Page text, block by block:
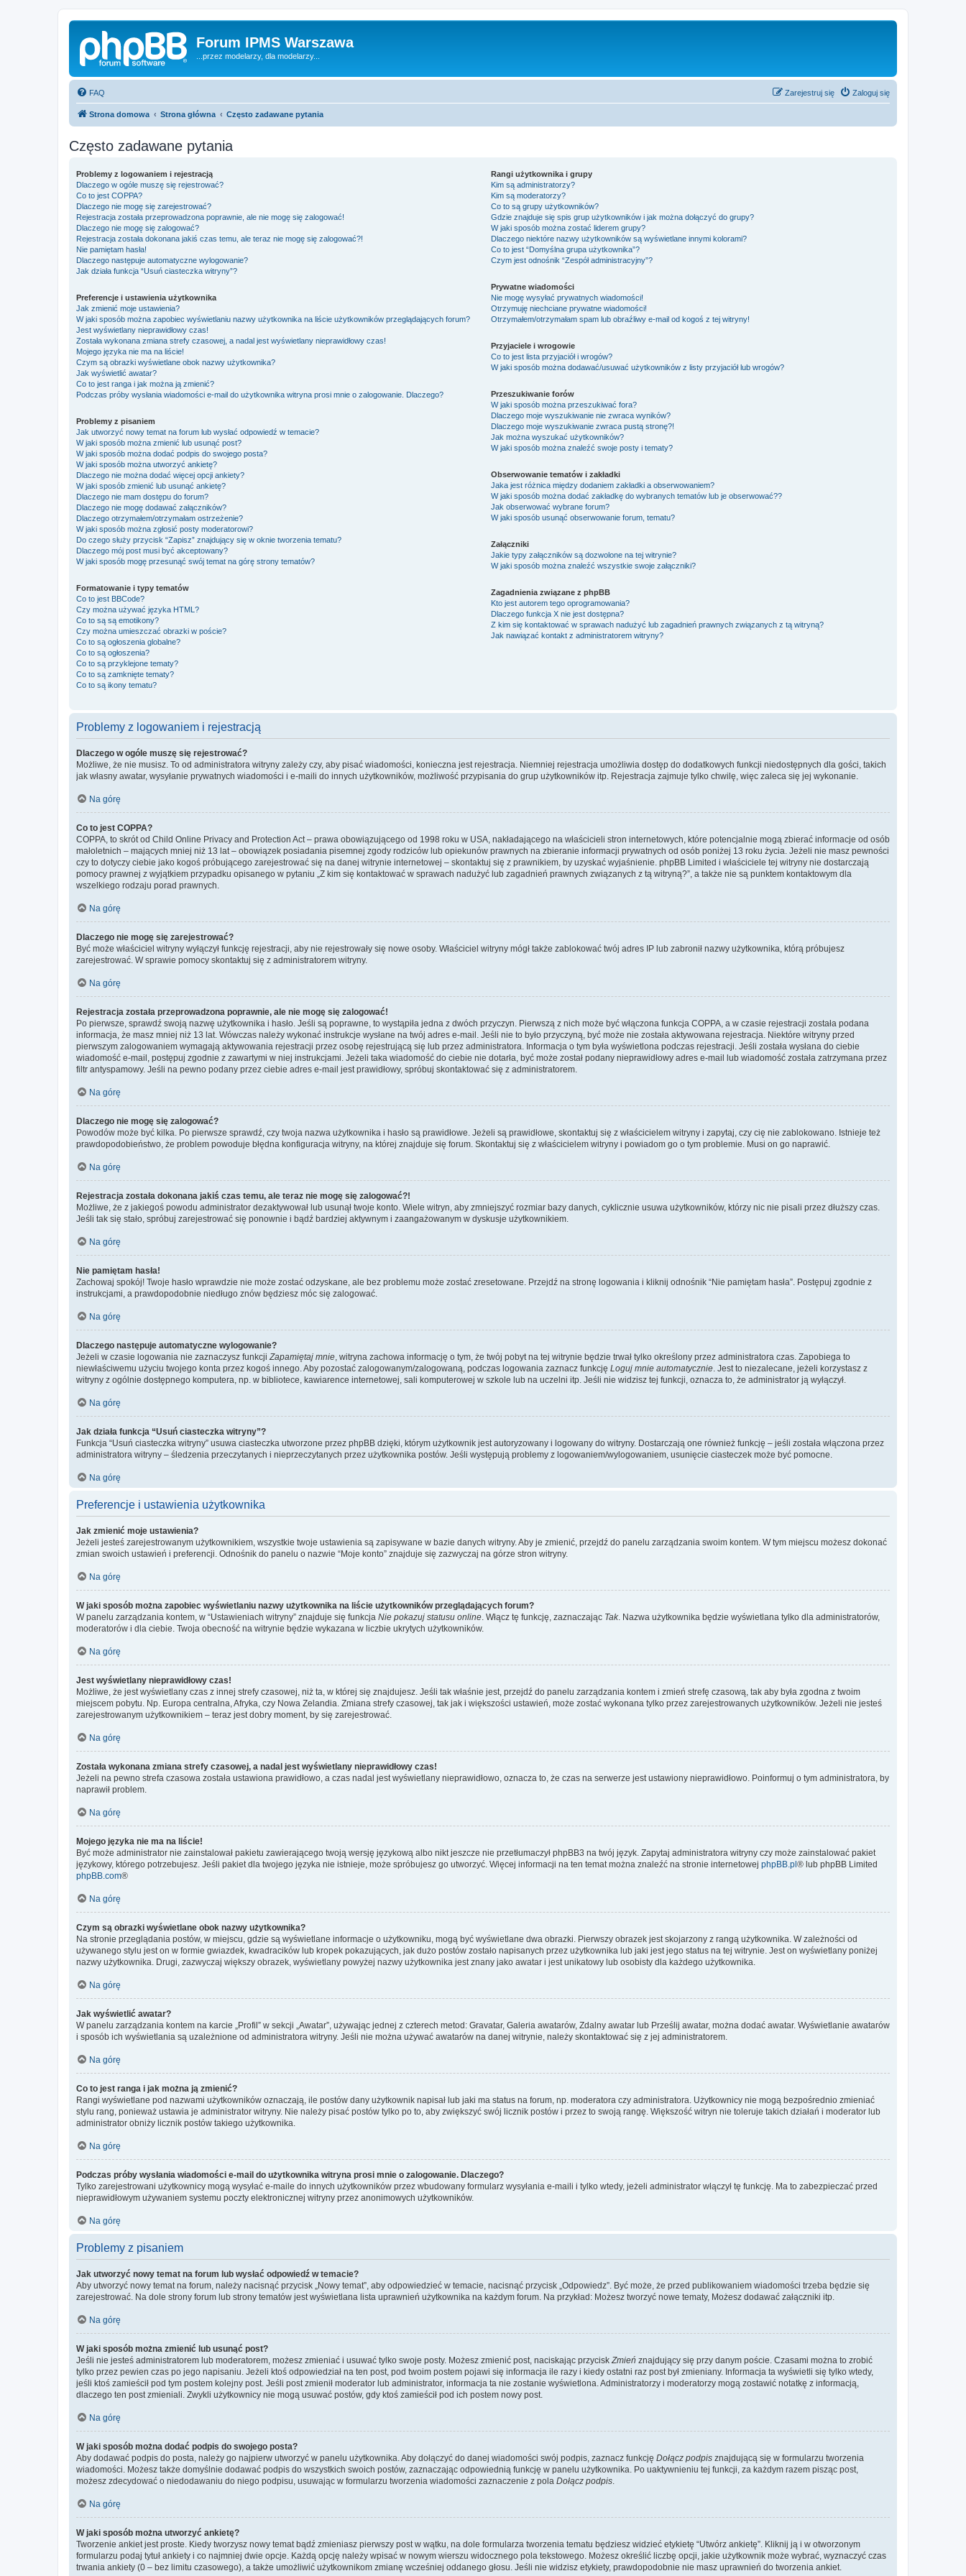
Forum IPMS Warszawa
...przez modelarzy, dla modelarzy...
FAQ Zaloguj się
Zarejestruj się
Strona domowa Strona główna Często zadawane pytania
Często zadawane pytania
Problemy z logowaniem i rejestracją
Dlaczego w ogóle muszę się rejestrować?
Co to jest COPPA?
Dlaczego nie mogę się zarejestrować?
Rejestracja została przeprowadzona poprawnie, ale nie mogę się zalogować!
Dlaczego nie mogę się zalogować?
Rejestracja została dokonana jakiś czas temu, ale teraz nie mogę się zalogować?!
Nie pamiętam hasła!
Dlaczego następuje automatyczne wylogowanie?
Jak działa funkcja “Usuń ciasteczka witryny”?
Preferencje i ustawienia użytkownika
Jak zmienić moje ustawienia?
W jaki sposób można zapobiec wyświetlaniu nazwy użytkownika na liście użytkowników przeglądających forum?
Jest wyświetlany nieprawidłowy czas!
Została wykonana zmiana strefy czasowej, a nadal jest wyświetlany nieprawidłowy czas!
Mojego języka nie ma na liście!
Czym są obrazki wyświetlane obok nazwy użytkownika?
Jak wyświetlić awatar?
Co to jest ranga i jak można ją zmienić?
Podczas próby wysłania wiadomości e-mail do użytkownika witryna prosi mnie o zalogowanie. Dlaczego?
Problemy z pisaniem
Jak utworzyć nowy temat na forum lub wysłać odpowiedź w temacie?
W jaki sposób można zmienić lub usunąć post?
W jaki sposób można dodać podpis do swojego posta?
W jaki sposób można utworzyć ankietę?
Dlaczego nie można dodać więcej opcji ankiety?
W jaki sposób zmienić lub usunąć ankietę?
Dlaczego nie mam dostępu do forum?
Dlaczego nie mogę dodawać załączników?
Dlaczego otrzymałem/otrzymałam ostrzeżenie?
W jaki sposób można zgłosić posty moderatorowi?
Do czego służy przycisk “Zapisz” znajdujący się w oknie tworzenia tematu?
Dlaczego mój post musi być akceptowany?
W jaki sposób mogę przesunąć swój temat na górę strony tematów?
Formatowanie i typy tematów
Co to jest BBCode?
Czy można używać języka HTML?
Co to są są emotikony?
Czy można umieszczać obrazki w poście?
Co to są ogłoszenia globalne?
Co to są ogłoszenia?
Co to są przyklejone tematy?
Co to są zamknięte tematy?
Co to są ikony tematu?
Rangi użytkownika i grupy
Kim są administratorzy?
Kim są moderatorzy?
Co to są grupy użytkowników?
Gdzie znajduje się spis grup użytkowników i jak można dołączyć do grupy?
W jaki sposób można zostać liderem grupy?
Dlaczego niektóre nazwy użytkowników są wyświetlane innymi kolorami?
Co to jest “Domyślna grupa użytkownika”?
Czym jest odnośnik “Zespół administracyjny”?
Prywatne wiadomości
Nie mogę wysyłać prywatnych wiadomości!
Otrzymuję niechciane prywatne wiadomości!
Otrzymałem/otrzymałam spam lub obraźliwy e-mail od kogoś z tej witryny!
Przyjaciele i wrogowie
Co to jest lista przyjaciół i wrogów?
W jaki sposób można dodawać/usuwać użytkowników z listy przyjaciół lub wrogów?
Przeszukiwanie forów
W jaki sposób można przeszukiwać fora?
Dlaczego moje wyszukiwanie nie zwraca wyników?
Dlaczego moje wyszukiwanie zwraca pustą stronę?!
Jak można wyszukać użytkowników?
W jaki sposób można znaleźć swoje posty i tematy?
Obserwowanie tematów i zakładki
Jaka jest różnica między dodaniem zakładki a obserwowaniem?
W jaki sposób można dodać zakładkę do wybranych tematów lub je obserwować??
Jak obserwować wybrane forum?
W jaki sposób usunąć obserwowanie forum, tematu?
Załączniki
Jakie typy załączników są dozwolone na tej witrynie?
W jaki sposób można znaleźć wszystkie swoje załączniki?
Zagadnienia związane z phpBB
Kto jest autorem tego oprogramowania?
Dlaczego funkcja X nie jest dostępna?
Z kim się kontaktować w sprawach nadużyć lub zagadnień prawnych związanych z tą witryną?
Jak nawiązać kontakt z administratorem witryny?
Problemy z logowaniem i rejestracją
Dlaczego w ogóle muszę się rejestrować?
Możliwe, że nie musisz. To od administratora witryny zależy czy, aby pisać wiadomości, konieczna jest rejestracja. Niemniej rejestracja umożliwia dostęp do dodatkowych funkcji niedostępnych dla gości, takich
jak własny awatar, wysyłanie prywatnych wiadomości i e-maili do innych użytkowników, możliwość przypisania do grup użytkowników itp. Rejestracja zajmuje tylko chwilę, więc zaleca się jej wykonanie.
Na górę
Co to jest COPPA?
COPPA, to skrót od Child Online Privacy and Protection Act – prawa obowiązującego od 1998 roku w USA, nakładającego na właścicieli stron internetowych, które potencjalnie mogą zbierać informacje od osób
małoletnich – mających mniej niż 13 lat – obowiązek posiadania pisemnej zgody rodziców lub opiekunów prawnych na zbieranie informacji prywatnych od osób poniżej 13 roku życia. Jeżeli nie masz pewności
czy to dotyczy ciebie jako kogoś próbującego zarejestrować się na danej witrynie internetowej – skontaktuj się z prawnikiem, by uzyskać wyjaśnienie. phpBB Limited i właściciele tej witryny nie dostarczają
pomocy prawnej z wyjątkiem przypadku opisanego w pytaniu „Z kim się kontaktować w sprawach nadużyć lub zagadnień prawnych związanych z tą witryną?”, a także nie są punktem kontaktowym dla
wszelkiego rodzaju porad prawnych.
Na górę
Dlaczego nie mogę się zarejestrować?
Być może właściciel witryny wyłączył funkcję rejestracji, aby nie rejestrowały się nowe osoby. Właściciel witryny mógł także zablokować twój adres IP lub zabronił nazwy użytkownika, którą próbujesz
zarejestrować. W sprawie pomocy skontaktuj się z administratorem witryny.
Na górę
Rejestracja została przeprowadzona poprawnie, ale nie mogę się zalogować!
Po pierwsze, sprawdź swoją nazwę użytkownika i hasło. Jeśli są poprawne, to wystąpiła jedna z dwóch przyczyn. Pierwszą z nich może być włączona funkcja COPPA, a w czasie rejestracji została podana
informacja, że masz mniej niż 13 lat. Wówczas należy wykonać instrukcje wysłane na twój adres e-mail. Jeśli nie to było przyczyną, być może nie została aktywowana rejestracja. Niektóre witryny przed
pierwszym zalogowaniem wymagają aktywowania rejestracji przez osobę rejestrującą się lub przez administratora. Informacja o tym była wyświetlona podczas rejestracji. Jeśli została wysłana do ciebie
wiadomość e-mail, postępuj zgodnie z zawartymi w niej instrukcjami. Jeżeli taka wiadomość do ciebie nie dotarła, być może został podany nieprawidłowy adres e-mail lub wiadomość została zatrzymana przez
filtr antyspamowy. Jeśli na pewno podany przez ciebie adres e-mail jest prawidłowy, spróbuj skontaktować się z administratorem.
Na górę
Dlaczego nie mogę się zalogować?
Powodów może być kilka. Po pierwsze sprawdź, czy twoja nazwa użytkownika i hasło są prawidłowe. Jeżeli są prawidłowe, skontaktuj się z właścicielem witryny i zapytaj, czy cię nie zablokowano. Istnieje też
prawdopodobieństwo, że problem powoduje błędna konfiguracja witryny, na której znajduje się forum. Skontaktuj się z właścicielem witryny i powiadom go o tym problemie. Musi on go naprawić.
Na górę
Rejestracja została dokonana jakiś czas temu, ale teraz nie mogę się zalogować?!
Możliwe, że z jakiegoś powodu administrator dezaktywował lub usunął twoje konto. Wiele witryn, aby zmniejszyć rozmiar bazy danych, cyklicznie usuwa użytkowników, którzy nic nie pisali przez dłuższy czas.
Jeśli tak się stało, spróbuj zarejestrować się ponownie i bądź bardziej aktywnym i zaangażowanym w dyskusje użytkownikiem.
Na górę
Nie pamiętam hasła!
Zachowaj spokój! Twoje hasło wprawdzie nie może zostać odzyskane, ale bez problemu może zostać zresetowane. Przejdź na stronę logowania i kliknij odnośnik “Nie pamiętam hasła”. Postępuj zgodnie z
instrukcjami, a prawdopodobnie niedługo znów będziesz móc się zalogować.
Na górę
Dlaczego następuje automatyczne wylogowanie?
Jeżeli w czasie logowania nie zaznaczysz funkcji Zapamiętaj mnie , witryna zachowa informację o tym, że twój pobyt na tej witrynie będzie trwał tylko określony przez administratora czas. Zapobiega to
niewłaściwemu użyciu twojego konta przez kogoś innego. Aby pozostać zalogowanym/zalogowaną, podczas logowania zaznacz funkcję Loguj mnie automatycznie . Jest to niezalecane, jeżeli korzystasz z
witryny z ogólnie dostępnego komputera, np. w bibliotece, kawiarence internetowej, sali komputerowej w szkole lub na uczelni itp. Jeśli nie widzisz tej funkcji, oznacza to, że administrator ją wyłączył.
Na górę
Jak działa funkcja “Usuń ciasteczka witryny”?
Funkcja “Usuń ciasteczka witryny” usuwa ciasteczka utworzone przez phpBB dzięki, którym użytkownik jest autoryzowany i logowany do witryny. Dostarczają one również funkcję – jeśli została włączona przez
administratora witryny – śledzenia przeczytanych i nieprzeczytanych przez użytkownika postów. Jeśli występują problemy z logowaniem/wylogowaniem, usunięcie ciasteczek może być pomocne.
Na górę
Preferencje i ustawienia użytkownika
Jak zmienić moje ustawienia?
Jeżeli jesteś zarejestrowanym użytkownikiem, wszystkie twoje ustawienia są zapisywane w bazie danych witryny. Aby je zmienić, przejdź do panelu zarządzania swoim kontem. W tym miejscu możesz dokonać
zmian swoich ustawień i preferencji. Odnośnik do panelu o nazwie “Moje konto” znajduje się zazwyczaj na górze stron witryny.
Na górę
W jaki sposób można zapobiec wyświetlaniu nazwy użytkownika na liście użytkowników przeglądających forum?
W panelu zarządzania kontem, w “Ustawieniach witryny” znajduje się funkcja Nie pokazuj statusu online . Włącz tę funkcję, zaznaczając Tak. Nazwa użytkownika będzie wyświetlana tylko dla administratorów,
moderatorów i dla ciebie. Twoja obecność na witrynie będzie wykazana w liczbie ukrytych użytkowników.
Na górę
Jest wyświetlany nieprawidłowy czas!
Możliwe, że jest wyświetlany czas z innej strefy czasowej, niż ta, w której się znajdujesz. Jeśli tak właśnie jest, przejdź do panelu zarządzania kontem i zmień strefę czasową, tak aby była zgodna z twoim
miejscem pobytu. Np. Europa centralna, Afryka, czy Nowa Zelandia. Zmiana strefy czasowej, tak jak i większości ustawień, może zostać wykonana tylko przez zarejestrowanych użytkowników. Jeżeli nie jesteś
zarejestrowanym użytkownikiem – teraz jest dobry moment, by się zarejestrować.
Na górę
Została wykonana zmiana strefy czasowej, a nadal jest wyświetlany nieprawidłowy czas!
Jeżeli na pewno strefa czasowa została ustawiona prawidłowo, a czas nadal jest wyświetlany nieprawidłowo, oznacza to, że czas na serwerze jest ustawiony nieprawidłowo. Poinformuj o tym administratora, by
naprawił problem.
Na górę
Mojego języka nie ma na liście!
Być może administrator nie zainstalował pakietu zawierającego twoją wersję językową albo nikt jeszcze nie przetłumaczył phpBB3 na twój język. Zapytaj administratora witryny czy może zainstalować pakiet
językowy, którego potrzebujesz. Jeśli pakiet dla twojego języka nie istnieje, może spróbujesz go utworzyć. Więcej informacji na ten temat można znaleźć na stronie internetowej phpBB.pl® lub phpBB Limited
phpBB.com®
Na górę
Czym są obrazki wyświetlane obok nazwy użytkownika?
Na stronie przeglądania postów, w miejscu, gdzie są wyświetlane informacje o użytkowniku, mogą być wyświetlane dwa obrazki. Pierwszy obrazek jest skojarzony z rangą użytkownika. W zależności od
używanego stylu jest on w formie gwiazdek, kwadracików lub kropek pokazujących, jak dużo postów zostało napisanych przez użytkownika lub jaki jest jego status na tej witrynie. Jest on wyświetlany poniżej
nazwy użytkownika. Drugi, zazwyczaj większy obrazek, wyświetlany powyżej nazwy użytkownika jest znany jako awatar i jest unikatowy lub osobisty dla każdego użytkownika.
Na górę
Jak wyświetlić awatar?
W panelu zarządzania kontem na karcie „Profil” w sekcji „Awatar”, używając jednej z czterech metod: Gravatar, Galeria awatarów, Zdalny awatar lub Prześlij awatar, można dodać awatar. Wyświetlanie awatarów
i sposób ich wyświetlania są uzależnione od administratora witryny. Jeśli nie można używać awatarów na danej witrynie, należy skontaktować się z jej administratorem.
Na górę
Co to jest ranga i jak można ją zmienić?
Rangi wyświetlane pod nazwami użytkowników oznaczają, ile postów dany użytkownik napisał lub jaki ma status na forum, np. moderatora czy administratora. Użytkownicy nie mogą bezpośrednio zmieniać
stylu rang, ponieważ ustawia je administrator witryny. Nie należy pisać postów tylko po to, aby zwiększyć swój licznik postów i przez to swoją rangę. Większość witryn nie toleruje takich działań i moderator lub
administrator obniży licznik postów takiego użytkownika.
Na górę
Podczas próby wysłania wiadomości e-mail do użytkownika witryna prosi mnie o zalogowanie. Dlaczego?
Tylko zarejestrowani użytkownicy mogą wysyłać e-maile do innych użytkowników przez wbudowany formularz wysyłania e-maili i tylko wtedy, jeżeli administrator włączył tę funkcję. Ma to zabezpieczać przed
nieprawidłowym używaniem systemu poczty elektronicznej witryny przez anonimowych użytkowników.
Na górę
Problemy z pisaniem
Jak utworzyć nowy temat na forum lub wysłać odpowiedź w temacie?
Aby utworzyć nowy temat na forum, należy nacisnąć przycisk „Nowy temat”, aby odpowiedzieć w temacie, nacisnąć przycisk „Odpowiedz”. Być może, że przed publikowaniem wiadomości trzeba będzie się
zarejestrować. Na dole strony forum lub strony tematów jest wyświetlana lista uprawnień użytkownika na każdym forum. Na przykład: Możesz tworzyć nowe tematy, Możesz dodawać załączniki itp.
Na górę
W jaki sposób można zmienić lub usunąć post?
Jeśli nie jesteś administratorem lub moderatorem, możesz zmieniać i usuwać tylko swoje posty. Możesz zmienić post, naciskając przycisk Zmień znajdujący się przy danym poście. Czasami można to zrobić
tylko przez pewien czas po jego napisaniu. Jeżeli ktoś odpowiedział na ten post, pod twoim postem pojawi się informacja ile razy i kiedy ostatni raz post był zmieniany. Informacja ta wyświetli się tylko wtedy,
jeśli ktoś zamieścił pod tym postem kolejny post. Jeśli post zmienił moderator lub administrator, informacja ta nie zostanie wyświetlona. Administratorzy i moderatorzy mogą zostawić notatkę z informacją,
dlaczego ten post zmieniali. Zwykli użytkownicy nie mogą usuwać postów, gdy ktoś zamieścił pod ich postem nowy post.
Na górę
W jaki sposób można dodać podpis do swojego posta?
Aby dodawać podpis do posta, należy go najpierw utworzyć w panelu użytkownika. Aby dołączyć do danej wiadomości swój podpis, zaznacz funkcję Dołącz podpis znajdującą się w formularzu tworzenia
wiadomości. Możesz także domyślnie dodawać podpis do wszystkich swoich postów, zaznaczając odpowiednią funkcję w panelu użytkownika. Po uaktywnieniu tej funkcji, za każdym razem pisząc post,
możesz zdecydować o niedodawaniu do niego podpisu, usuwając w formularzu tworzenia wiadomości zaznaczenie z pola Dołącz podpis
Na górę
W jaki sposób można utworzyć ankietę?
Tworzenie ankiet jest proste. Kiedy tworzysz nowy temat bądź zmieniasz pierwszy post w wątku, na dole formularza tworzenia tematu będziesz widzieć etykietę “Utwórz ankietę”. Kliknij ją i w otworzonym
formularzu podaj tytuł ankiety i co najmniej dwie opcje. Każdą opcję należy wpisać w nowym wierszu widocznego pola tekstowego. Możesz określić liczbę opcji, jakie użytkownik może wybrać, wyznaczyć czas
trwania ankiety (0 – bez limitu czasowego), a także umożliwić użytkownikom zmianę wcześniej oddanego głosu. Jeśli nie widzisz etykiety, prawdopodobnie nie masz uprawnień do tworzenia ankiet.